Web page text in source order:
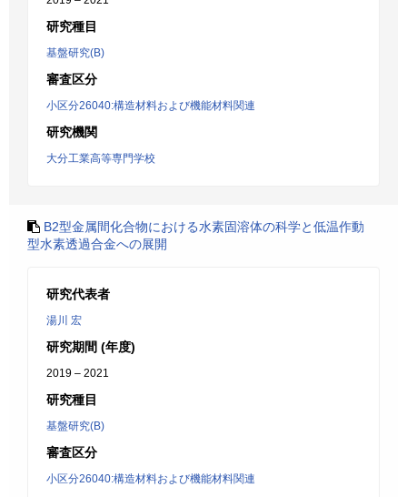
研究種目
基盤研究(B)
審査区分
小区分26040:構造材料および機能材料関連
研究機関
大分工業高等専門学校
B2型金属間化合物における水素固溶体の科学と低温作動
型水素透過合金への展開
研究代表者
湯川 宏
研究期間 (年度)
2019 – 2021
研究種目
基盤研究(B)
審査区分
小区分26040:構造材料および機能材料関連